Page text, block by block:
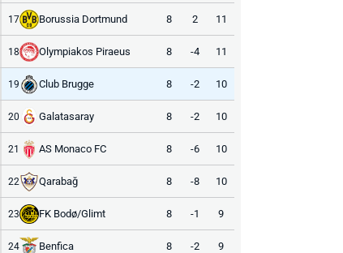
17 Borussia Dortmund 8 2 11
18 Olympiakos Piraeus 8 -4 11
19 Club Brugge 8 -2 10
20 Galatasaray 8 -2 10
21 AS Monaco FC 8 -6 10
22 Qarabağ 8 -8 10
23 FK Bodø/Glimt 8 -1 9
24 Benfica 8 -2 9